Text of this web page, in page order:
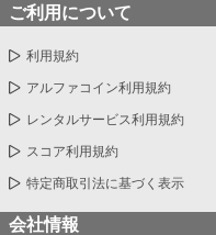
ご利用について
利用規約
アルファコイン利用規約
レンタルサービス利用規約
スコア利用規約
特定商取引法に基づく表示
会社情報